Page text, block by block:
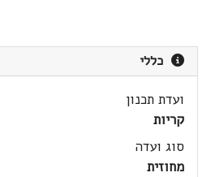
כללי
ועדת תכנון
קריות
סוג ועדה
מחוזית